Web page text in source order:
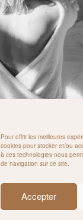
Pour offrir les meilleures
cookies pour stocker et/ou
à ces technologies nous
de navigation sur ce site.
Accepter